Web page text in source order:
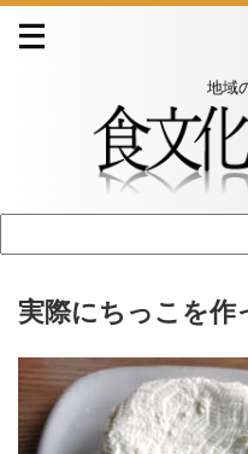
地域
実際にちっこを作